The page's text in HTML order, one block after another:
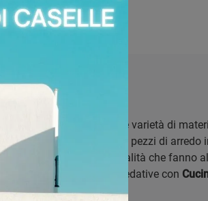
di una grande varietà di
consigliabile scegliere i pezzi di arredo
di ottima qualità che fanno
composizioni arredative con